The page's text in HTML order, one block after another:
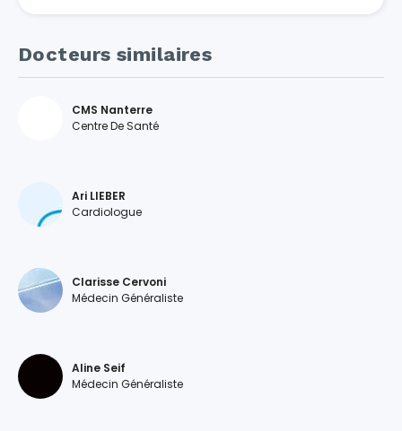
Docteurs similaires
CMS Nanterre
Centre De Santé
Ari LIEBER
Cardiologue
Clarisse Cervoni
Médecin Généraliste
Aline Seif
Médecin Généraliste